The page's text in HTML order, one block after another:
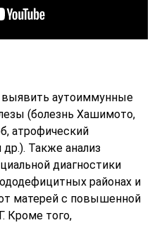
выявить аутоиммунные
(болезнь Хашимото,
атрофический
Также анализ
диагностики
районах и
матерей с повышенной
Кроме того,